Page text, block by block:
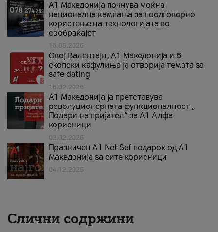
A1 Македонија почнува моќна
национална кампања за поодговорно
користење на технологијата во
сообраќајот
18.05.2026
Овој Валентајн, A1 Македонија и 6
скопски кафулиња ја отворија темата за
safe dating
16.02.2026
А1 Македонија ја претставува
револуционерната функционалност „
Подари на пријател“ за А1 Алфа
корисници
02.02.2026
Празничен A1 Net Sеf подарок од А1
Македонија за сите корисници
04.12.2025
Слични содржини